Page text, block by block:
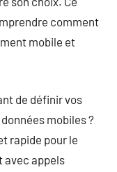
comment
mobile et
de définir vos
mobiles ?
rapide pour le
avec appels